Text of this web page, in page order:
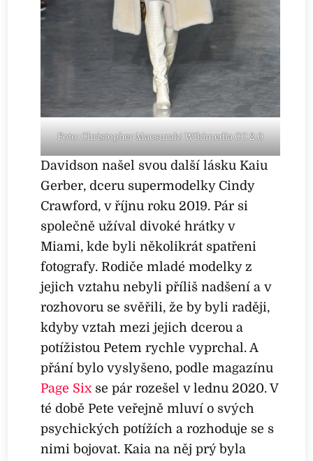
Foto: Christopher Macsurak/ Wikimedia CC 2.0
Davidson našel svou další lásku Kaiu
Gerber, dceru supermodelky Cindy
Crawford, v říjnu roku 2019. Pár si
společně užíval divoké hrátky v
Miami, kde byli několikrát spatřeni
fotografy. Rodiče mladé modelky z
jejich vztahu nebyli příliš nadšení a v
rozhovoru se svěřili, že by byli raději,
kdyby vztah mezi jejich dcerou a
potížistou Petem rychle vyprchal. A
přání bylo vyslyšeno, podle magazínu
Page Six se pár rozešel v lednu 2020. V
té době Pete veřejně mluví o svých
psychických potížích a rozhoduje se s
nimi bojovat. Kaia na něj prý byla